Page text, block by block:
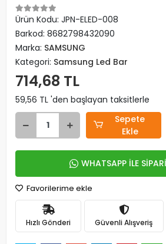
Ürün Kodu: JPN-ELED-008
Barkod: 8682798432090
Marka: SAMSUNG
Kategori: Samsung Led Bar
714,68 TL
59,56 TL 'den başlayan taksitlerle
Sepete
Ekle
WHATSAPP İLE
Favorilerime ekle
Hızlı Gönderi Güvenli Alışveriş